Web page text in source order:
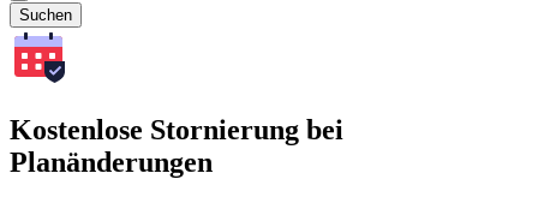
Suchen
Kostenlose Stornierung bei
Planänderungen